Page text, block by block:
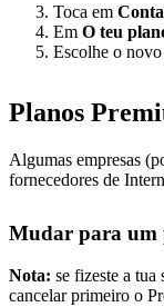
Toca em Conta
Em O teu
Escolhe o
Planos
Algumas empresas
fornecedores de
Mudar para um
Nota: se fizeste a tua
cancelar primeiro o